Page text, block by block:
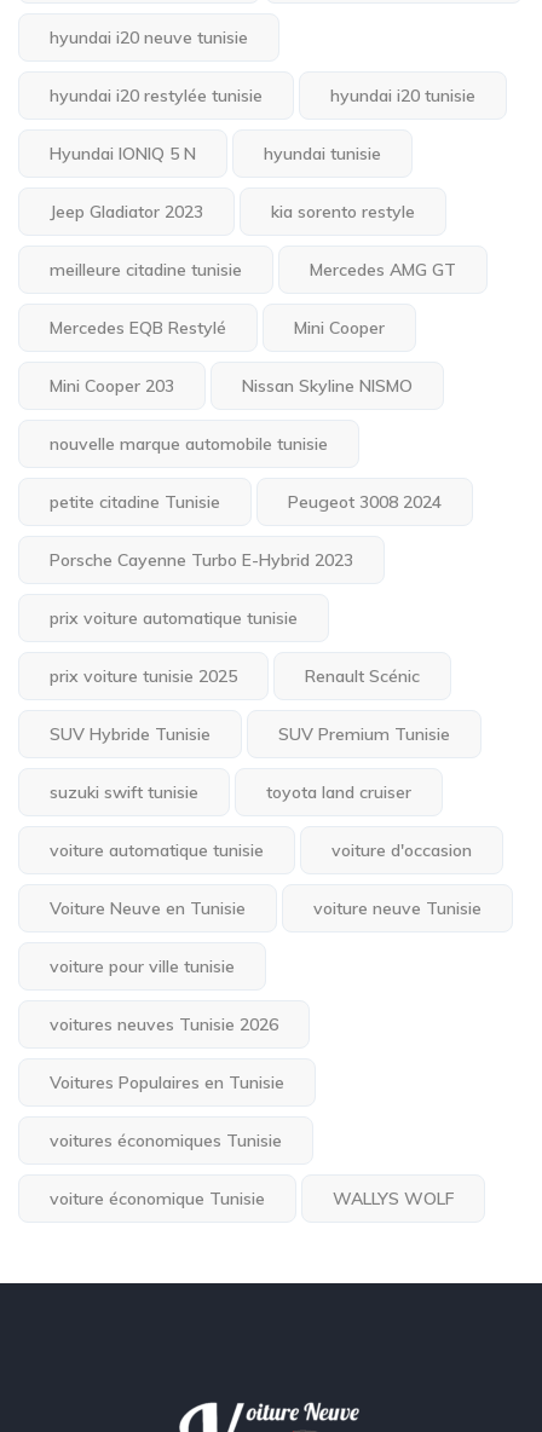
hyundai i20 neuve tunisie
hyundai i20 restylée tunisie hyundai i20 tunisie
Hyundai IONIQ 5 N hyundai tunisie
Jeep Gladiator 2023 kia sorento restyle
meilleure citadine tunisie Mercedes AMG GT
Mercedes EQB Restylé Mini Cooper
Mini Cooper 203 Nissan Skyline NISMO
nouvelle marque automobile tunisie
petite citadine Tunisie Peugeot 3008 2024
Porsche Cayenne Turbo E-Hybrid 2023
prix voiture automatique tunisie
prix voiture tunisie 2025 Renault Scénic
SUV Hybride Tunisie SUV Premium Tunisie
suzuki swift tunisie toyota land cruiser
voiture automatique tunisie voiture d'occasion
Voiture Neuve en Tunisie voiture neuve Tunisie
voiture pour ville tunisie
voitures neuves Tunisie 2026
Voitures Populaires en Tunisie
voitures économiques Tunisie
voiture économique Tunisie WALLYS WOLF